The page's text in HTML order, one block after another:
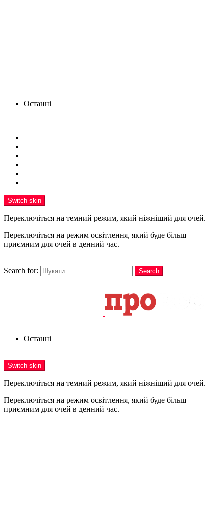
Останні
Switch skin
Переключіться на темний режим, який ніжніший для очей.
Переключіться на режим освітлення, який буде більш
приємним для очей в денний час.
Search for:
Search
Останні
Switch skin
Переключіться на темний режим, який ніжніший для очей.
Переключіться на режим освітлення, який буде більш
приємним для очей в денний час.